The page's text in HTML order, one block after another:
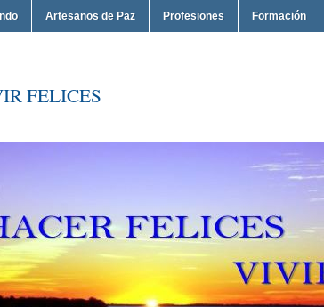
Artesanos de Paz Profesiones Formación
FELICES